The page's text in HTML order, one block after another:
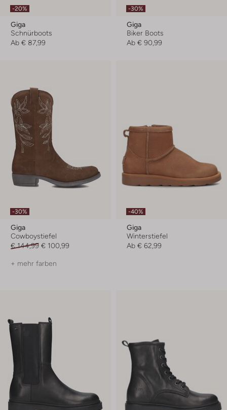
-20%
Giga
Schnürboots
Ab € 87,99
-30%
Giga
Biker Boots
Ab € 90,99
-30%
Giga
Cowboystiefel
€ 144,99 € 100,99
+ mehr farben
-40%
Giga
Winterstiefel
Ab € 62,99